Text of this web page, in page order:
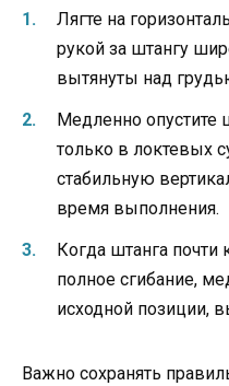
Лягте на
рукой за штангу
вытянуты над
Медленно опустите
только в локтевых
стабильную
время выполнения.
Когда штанга почти
полное сгибание,
исходной позиции,
Важно сохранять